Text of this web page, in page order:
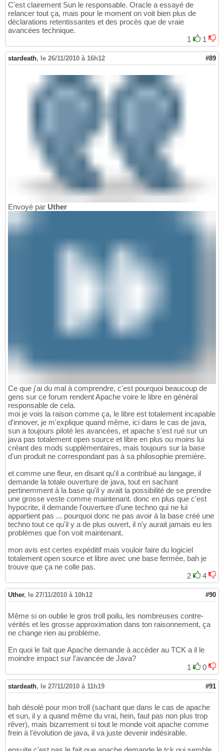
C'est clairement Sun le responsable. Oracle a essayé de
relancer tout ça, mais pour le moment on voit bien plus de
déclarations retentissantes et des procès que de vraie
avancées technique.
1
1
stardeath, le 26/11/2010 à 16h12 #89
Envoyé par Uther
Ce que j'ai du mal à comprendre, c'est pourquoi beaucoup de
gens sur ce forum rendent Apache voire le libre en général
responsable de cela.
moi je vois la raison comme ça, le libre est totalement incapable
d'innover, je m'explique quand même, ici dans le cas de java,
sun a toujours piloté les avancées, et apache s'est rué sur un
java pas totalement open source et libre en plus ou moins lui
créant des mods supplémentaires, mais toujours sur la base
d'un produit ne correspondant pas à sa philosophie première.
et comme une fleur, en disant qu'il a contribué au langage, il
demande la totale ouverture de java, tout en sachant
pertinemment à la base qu'il y avait la possibilité de se prendre
une grosse veste comme maintenant. donc en plus que c'est
hypocrite, il demande l'ouverture d'une techno qui ne lui
appartient pas ... pourquoi donc ne pas avoir à la base créé une
techno tout ce qu'il y a de plus ouvert, il n'y aurait jamais eu les
problèmes que l'on voit maintenant.
mon avis est certes expéditif mais vouloir faire du logiciel
totalement open source et libre avec une base fermée, bah je
trouve que ça ne colle pas.
2
4
Uther, le 27/11/2010 à 10h12 #90
Même si on oublie le gros troll poilu, les nombreuses contre-
vérités et les grosse approximation dans ton raisonnement, ça
ne change rien au problème.
En quoi le fait que Apache demande à accéder au TCK a il le
moindre impact sur l'avancée de Java?
1
0
stardeath, le 27/11/2010 à 11h19 #91
bah désolé pour mon troll (sachant que dans le cas de apache
et sun, il y a quand même du vrai, hein, faut pas non plus trop
rêver), mais bizarrement si tout le monde voit apache comme
frein à l'évolution de java, il va juste devenir indésirable.